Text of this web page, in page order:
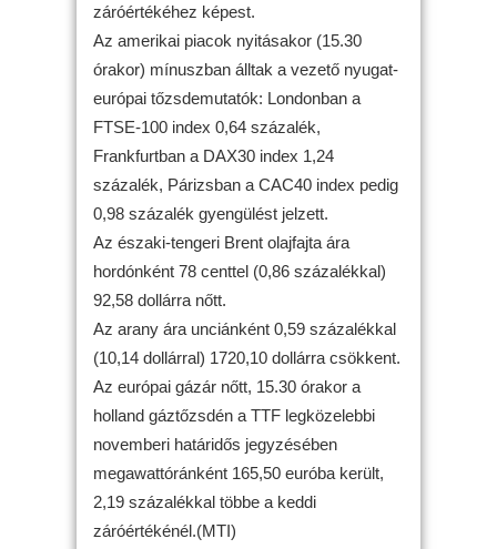
záróértékéhez képest.
Az amerikai piacok nyitásakor (15.30
órakor) mínuszban álltak a vezető nyugat-
európai tőzsdemutatók: Londonban a
FTSE-100 index 0,64 százalék,
Frankfurtban a DAX30 index 1,24
százalék, Párizsban a CAC40 index pedig
0,98 százalék gyengülést jelzett.
Az északi-tengeri Brent olajfajta ára
hordónként 78 centtel (0,86 százalékkal)
92,58 dollárra nőtt.
Az arany ára unciánként 0,59 százalékkal
(10,14 dollárral) 1720,10 dollárra csökkent.
Az európai gázár nőtt, 15.30 órakor a
holland gáztőzsdén a TTF legközelebbi
novemberi határidős jegyzésében
megawattóránként 165,50 euróba került,
2,19 százalékkal többe a keddi
záróértékénél.(MTI)